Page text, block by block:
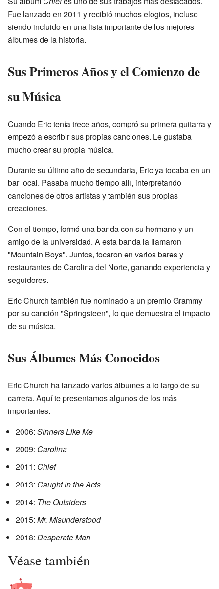
Fue lanzado en 2011 y recibió muchos elogios, incluso
siendo incluido en una lista importante de los mejores
álbumes de la historia.
Sus Primeros Años y el Comienzo de
su Música
Cuando Eric tenía trece años, compró su primera guitarra y
empezó a escribir sus propias canciones. Le gustaba
mucho crear su propia música.
Durante su último año de secundaria, Eric ya tocaba en un
bar local. Pasaba mucho tiempo allí, interpretando
canciones de otros artistas y también sus propias
creaciones.
Con el tiempo, formó una banda con su hermano y un
amigo de la universidad. A esta banda la llamaron
"Mountain Boys". Juntos, tocaron en varios bares y
restaurantes de Carolina del Norte, ganando experiencia y
seguidores.
Eric Church también fue nominado a un premio Grammy
por su canción "Springsteen", lo que demuestra el impacto
de su música.
Sus Álbumes Más Conocidos
Eric Church ha lanzado varios álbumes a lo largo de su
carrera. Aquí te presentamos algunos de los más
importantes:
2006: Sinners Like Me
2009: Carolina
2011: Chief
2013: Caught in the Acts
2014: The Outsiders
2015: Mr. Misunderstood
2018: Desperate Man
Véase también